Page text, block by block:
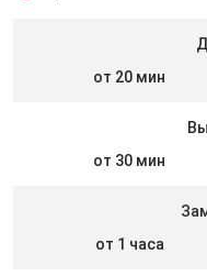
от 20 мин
от 30 мин
от 1 часа